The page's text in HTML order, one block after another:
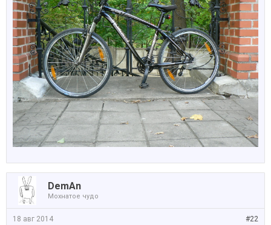
DemAn
Мохнатое чудо
#22
18 авг 2014